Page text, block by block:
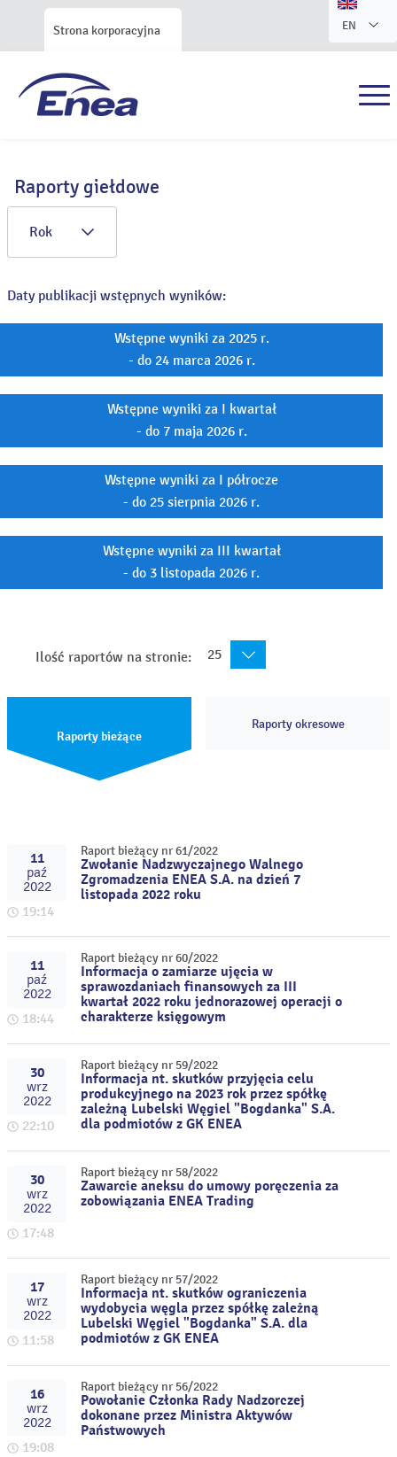
Strona korporacyjna EN
Raporty giełdowe
Rok
Daty publikacji wstępnych wyników:
Wstępne wyniki za 2025 r.
- do 24 marca 2026 r.
Wstępne wyniki za I kwartał
- do 7 maja 2026 r.
Wstępne wyniki za I półrocze
- do 25 sierpnia 2026 r.
Wstępne wyniki za III kwartał
- do 3 listopada 2026 r.
Ilość raportów na stronie: 25
Raporty bieżące
Raporty okresowe
11
paź
2022
19:14
Raport bieżący nr 61/2022
Zwołanie Nadzwyczajnego Walnego
Zgromadzenia ENEA S.A. na dzień 7
listopada 2022 roku
11
paź
2022
18:44
Raport bieżący nr 60/2022
Informacja o zamiarze ujęcia w
sprawozdaniach finansowych za III
kwartał 2022 roku jednorazowej operacji o
charakterze księgowym
30
wrz
2022
22:10
Raport bieżący nr 59/2022
Informacja nt. skutków przyjęcia celu
produkcyjnego na 2023 rok przez spółkę
zależną Lubelski Węgiel "Bogdanka" S.A.
dla podmiotów z GK ENEA
30
wrz
2022
17:48
Raport bieżący nr 58/2022
Zawarcie aneksu do umowy poręczenia za
zobowiązania ENEA Trading
17
wrz
2022
11:58
Raport bieżący nr 57/2022
Informacja nt. skutków ograniczenia
wydobycia węgla przez spółkę zależną
Lubelski Węgiel "Bogdanka" S.A. dla
podmiotów z GK ENEA
16
wrz
2022
19:08
Raport bieżący nr 56/2022
Powołanie Członka Rady Nadzorczej
dokonane przez Ministra Aktywów
Państwowych